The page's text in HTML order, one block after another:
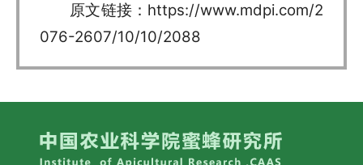
原文链接： https://www.mdpi.com/2
076-2607/10/10/2088